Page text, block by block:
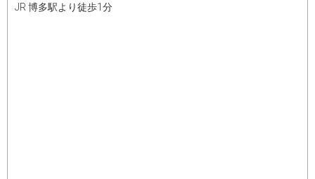
JR 博多駅より徒歩1分